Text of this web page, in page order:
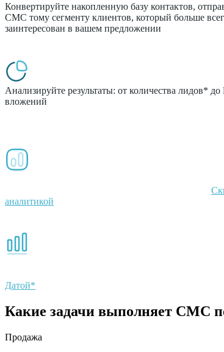
Конвертируйте накопленную базу контактов,
СМС тому сегменту клиентов, который больше
заинтересован в вашем предложении
Анализируйте результаты: от количества лидов*
вложений
аналитикой
Датой*
Какие задачи выполняет СМС
Продажа